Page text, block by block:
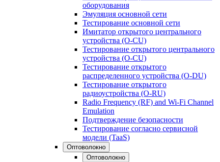
оборудования
Эмуляция основной сети
Тестирование основной сети
Имитатор открытого центрального
устройства (O-CU)
Тестирование открытого центрального
устройства (O-CU)
Тестирование открытого
распределенного устройства (O-DU)
Тестирование открытого
радиоустройства (O-RU)
Radio Frequency (RF) and Wi-Fi Channel
Emulation
Подтверждение безопасности
Тестирование согласно сервисной
модели (TaaS)
Оптоволокно
Оптоволокно